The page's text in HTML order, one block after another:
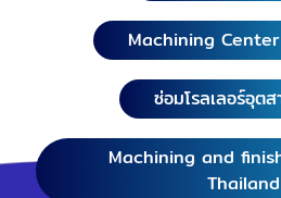
Machining
ซ่อมโรลเลอร์อุต
Machining and
Thailand